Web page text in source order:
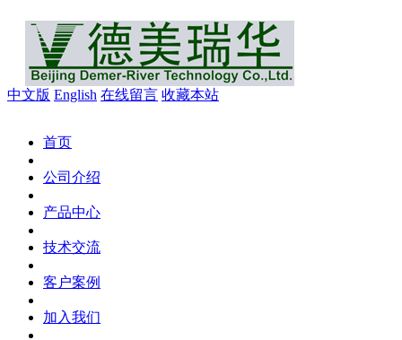
中文版 English 在线留言 收藏本站
首页
公司介绍
产品中心
技术交流
客户案例
加入我们